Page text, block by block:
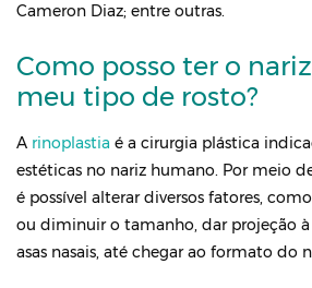
Cameron Diaz; entre outras.
Como posso ter o
meu tipo de rosto?
A rinoplastia é a cirurgia plástica
estéticas no nariz humano. Por meio
é possível alterar diversos fatores,
ou diminuir o tamanho, dar projeção
asas nasais, até chegar ao formato do